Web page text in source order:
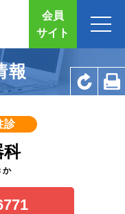
会員
サイト
報
診
科
か